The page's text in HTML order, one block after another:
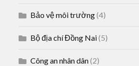
Bảo vệ môi trường(4)
Bộ địa chí Đồng Nai(5)
Công an nhân dân(2)